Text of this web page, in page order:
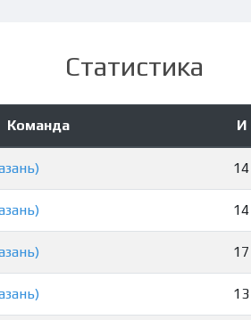
Статистика
Команда И
14
14
17
13